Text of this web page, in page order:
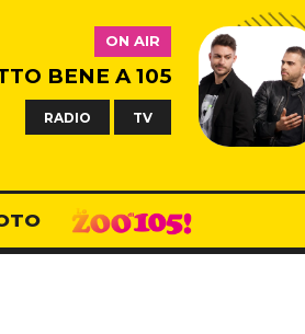
ON AIR
BENE A 105
RADIO TV